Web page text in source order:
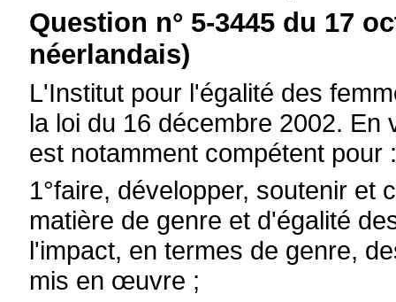
Question n° 5-3445 du 17
néerlandais)
L'Institut pour l'égalité des
la loi du 16 décembre 2002.
est notamment compétent pour
1°faire, développer, soutenir et
matière de genre et d'égalité
l'impact, en termes de genre,
mis en œuvre ;